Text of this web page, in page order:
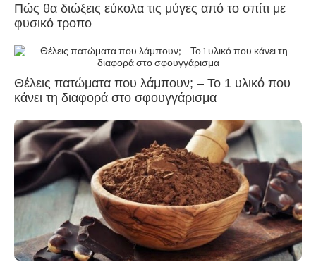
Πώς θα διώξεις εύκολα τις μύγες από το σπίτι με
φυσικό τροπο
Θέλεις πατώματα που λάμπουν; – Το 1 υλικό που
κάνει τη διαφορά στο σφουγγάρισμα